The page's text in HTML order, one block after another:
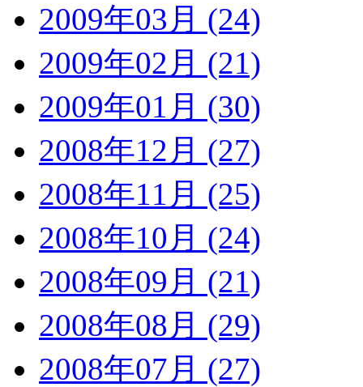
2009年03月 (24)
2009年02月 (21)
2009年01月 (30)
2008年12月 (27)
2008年11月 (25)
2008年10月 (24)
2008年09月 (21)
2008年08月 (29)
2008年07月 (27)